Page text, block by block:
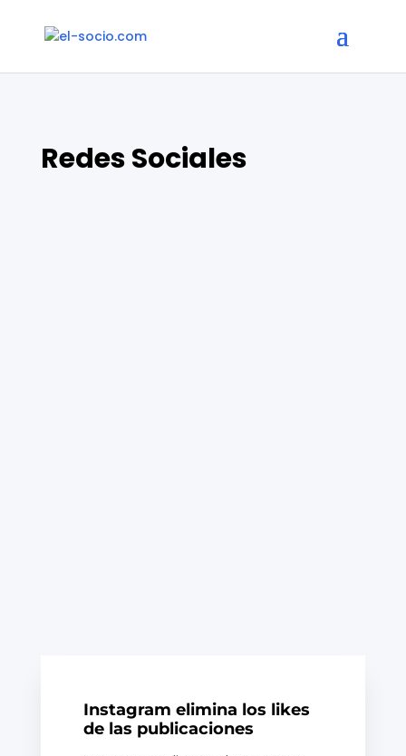
Redes Sociales
Instagram elimina los likes
de las publicaciones